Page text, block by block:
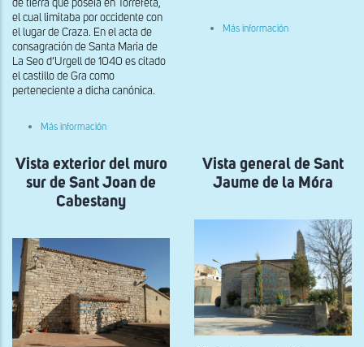
de tierra que poseía en Torrefeta,
el cual limitaba por occidente con
el lugar de Craza. En el acta de
consagración de Santa Maria de
La Seo d’Urgell de 1040 es citado
el castillo de Gra como
perteneciente a dicha canónica.
Más información
de
cabecera
de
Sant
Más información
Ermenter
de
Cellers
Vista exterior del muro
sur de Sant Joan de
Cabestany
Vista general de Sant
Jaume de la Móra